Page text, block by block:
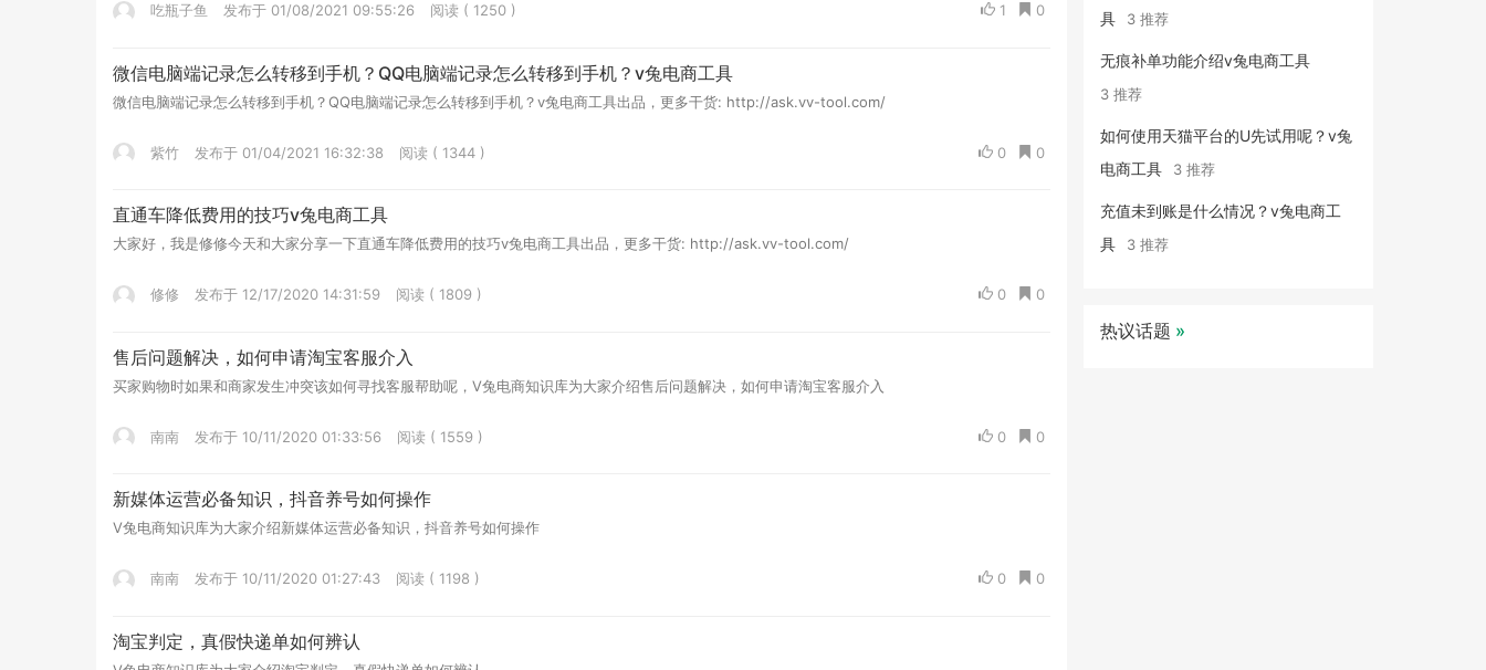
0
1
吃瓶子鱼 发布于 01/08/2021 09:55:26 阅读 ( 1250 )
微信电脑端记录怎么转移到手机？QQ电脑端记录怎么转移到手机？v兔电商工具
微信电脑端记录怎么转移到手机？QQ电脑端记录怎么转移到手机？v兔电商工具出品，更多干货: http://ask.vv-tool.com/
0
0
紫竹 发布于 01/04/2021 16:32:38 阅读 ( 1344 )
直通车降低费用的技巧v兔电商工具
大家好，我是修修今天和大家分享一下直通车降低费用的技巧v兔电商工具出品，更多干货: http://ask.vv-tool.com/
0
0
修修 发布于 12/17/2020 14:31:59 阅读 ( 1809 )
售后问题解决，如何申请淘宝客服介入
买家购物时如果和商家发生冲突该如何寻找客服帮助呢，V兔电商知识库为大家介绍售后问题解决，如何申请淘宝客服介入
0
0
南南 发布于 10/11/2020 01:33:56 阅读 ( 1559 )
新媒体运营必备知识，抖音养号如何操作
V兔电商知识库为大家介绍新媒体运营必备知识，抖音养号如何操作
0
0
南南 发布于 10/11/2020 01:27:43 阅读 ( 1198 )
淘宝判定，真假快递单如何辨认
具
3 推荐
无痕补单功能介绍v兔电商工具
3 推荐
如何使用天猫平台的U先试用呢？v兔
电商工具
3 推荐
充值未到账是什么情况？v兔电商工
具
3 推荐
热议话题 »